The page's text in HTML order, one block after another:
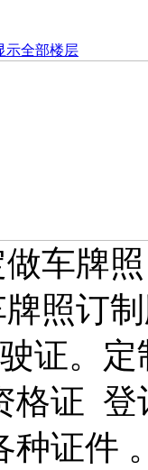
示全部楼层
车牌
牌照订
证。
格证
种证件